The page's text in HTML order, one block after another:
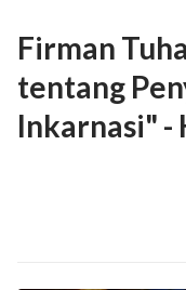
Firman
tentang
Inkarnasi" -